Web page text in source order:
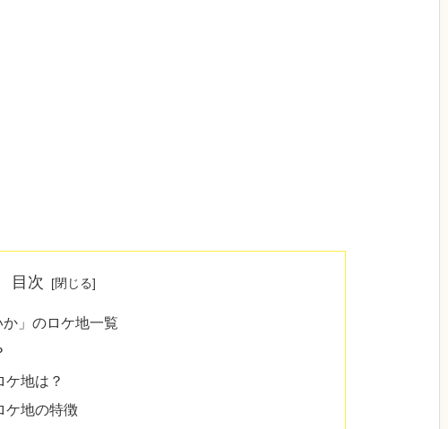
目次
」のロケ地一覧
地は？
ケ地の特徴